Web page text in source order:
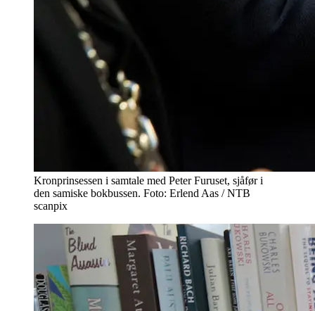
Kronprinsessen i samtale med Peter Furuset, sjåfør i
den samiske bokbussen. Foto: Erlend Aas / NTB
scanpix